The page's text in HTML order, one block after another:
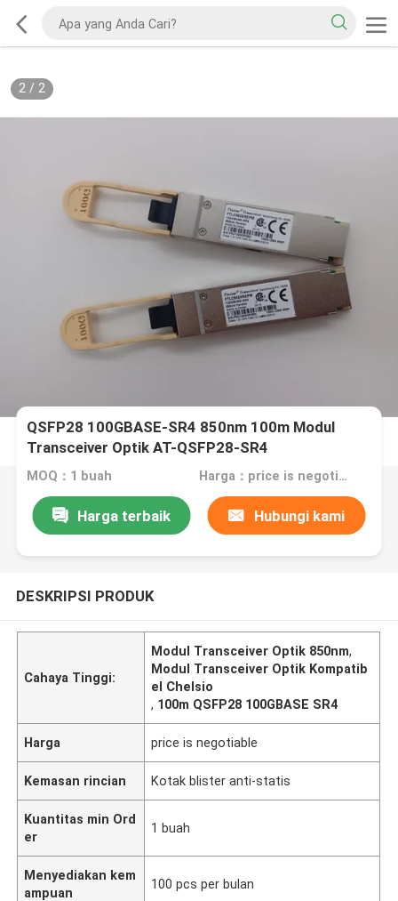
2/ 2
QSFP28 100GBASE-SR4 850nm 100m Modul
Transceiver Optik AT-QSFP28-SR4
MOQ：1 buah Harga：price is negotiable
Harga terbaik Hubungi kami
DESKRIPSI PRODUK
Cahaya Tinggi:
Modul Transceiver Optik 850nm,
Modul Transceiver Optik Kompatib
el Chelsio
, 100m QSFP28 100GBASE SR4
Harga price is negotiable
Kemasan rincian Kotak blister anti-statis
Kuantitas min Ord
er
1 buah
Menyediakan kem
ampuan
100 pcs per bulan